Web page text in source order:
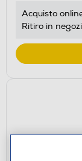
Acquisto
Ritiro in